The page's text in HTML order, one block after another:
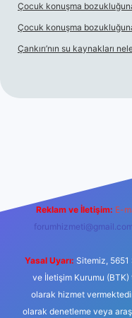
Çocuk konuşma
Çocuk konuşma
Çankırı’nın su kaynakları
Reklam ve İletişim: E-
forumhizmeti@gmail.com
Yasal Uyarı: Sitemiz, 5651
ve İletişim Kurumu (BTK)
olarak hizmet
olarak denetleme veya